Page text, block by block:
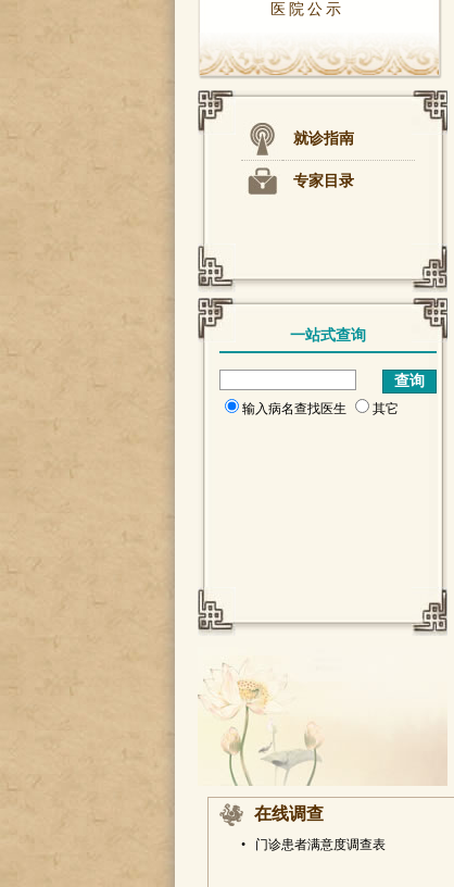
医院公示
就诊指南
专家目录
一站式查询
输入病名查找医生 其它
在线调查
• 门诊患者满意度调查表